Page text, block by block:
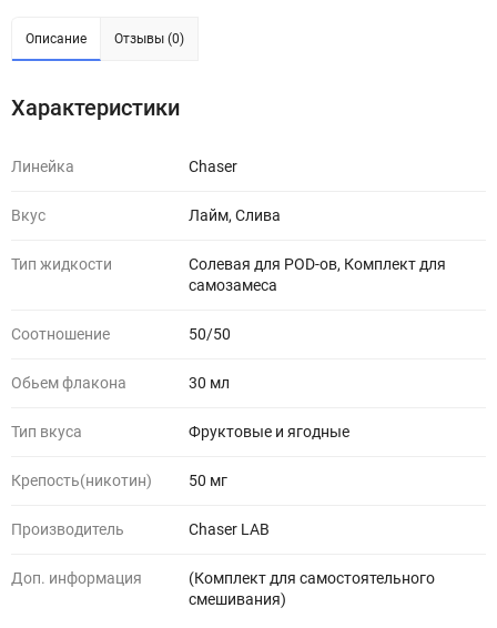
Описание Отзывы (0)
Характеристики
Линейка Chaser
Вкус Лайм, Слива
Тип жидкости
Солевая для POD-ов, Комплект для
самозамеса
Соотношение 50/50
Обьем флакона 30 мл
Тип вкуса Фруктовые и ягодные
Крепость(никотин) 50 мг
Производитель Chaser LAB
Доп. информация
(Комплект для самостоятельного
смешивания)